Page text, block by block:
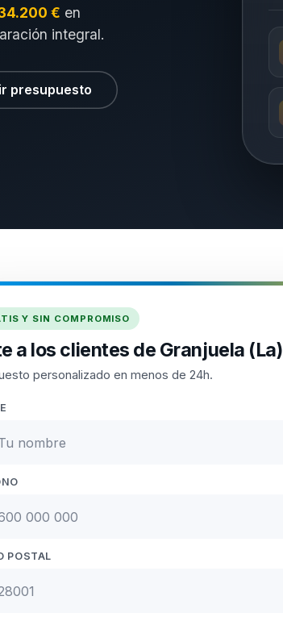
€ en
integral.
presupuesto
Y SIN COMPROMISO
a los clientes de Granjuela (La)
personalizado en menos de 24h.
POSTAL